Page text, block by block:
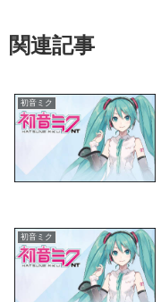
関連記事
初音ミク
初音ミク